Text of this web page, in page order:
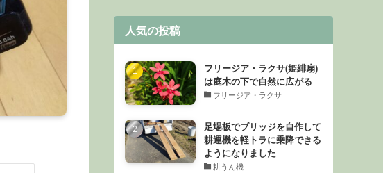
ー
人気の投稿
フリージア・ラクサ(姫緋扇)
は庭木の下で自然に広がる
フリージア・ラクサ
足場板でブリッジを自作して
耕運機を軽トラに乗降できる
ようになりました
耕うん機